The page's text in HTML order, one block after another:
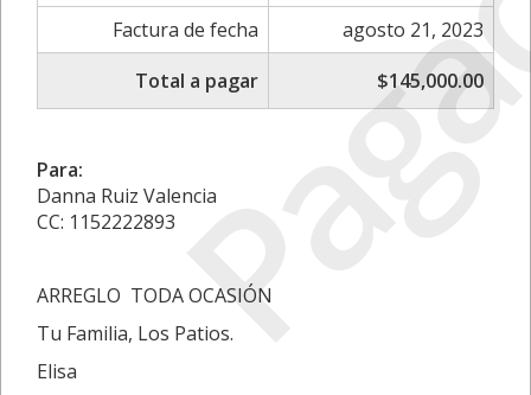
Factura de fecha
agosto 21, 2023
Total a pagar
$145,000.00
Para:
Danna Ruiz Valencia
CC: 1152222893
ARREGLO TODA OCASIÓN
Tu Familia, Los Patios.
Elisa